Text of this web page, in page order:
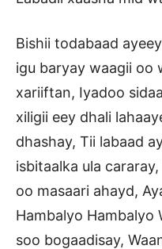
Bishii todabaad
igu baryay waagii oo
xariiftan, Iyadoo
xiligii eey dhali
dhashay, Tii labaad
isbitaalka ula
oo masaari ahayd,
Hambalyo Hambalyo
soo bogaadisay,